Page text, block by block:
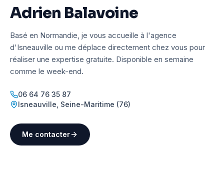
Adrien Balavoine
Basé en Normandie, je vous accueille à l'agence
d'Isneauville ou me déplace directement chez vous pour
réaliser une expertise gratuite. Disponible en semaine
comme le week-end.
06 64 76 35 87
Isneauville Seine-Maritime (76)
Me contacter